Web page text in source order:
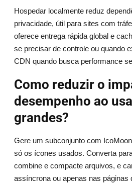
Hospedar localmente reduz
privacidade, útil para sites com
oferece entrega rápida global e
se precisar de controle ou quando
CDN quando busca performance
Como reduzir o
desempenho ao
grandes?
Gere um subconjunto com
só os ícones usados. Converta
combine e compacte arquivos, e
assíncrona ou apenas nas páginas